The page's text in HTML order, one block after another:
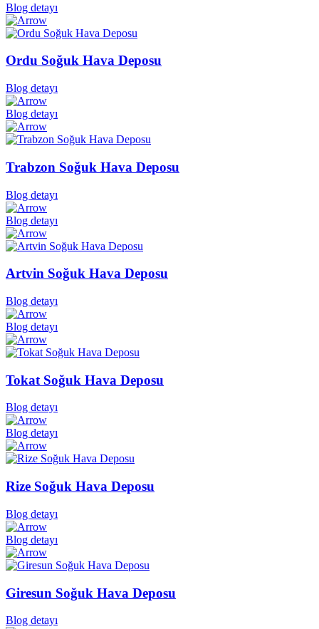
Blog detayı
Ordu Soğuk Hava Deposu
Blog detayı
Blog detayı
Trabzon Soğuk Hava Deposu
Blog detayı
Blog detayı
Artvin Soğuk Hava Deposu
Blog detayı
Blog detayı
Tokat Soğuk Hava Deposu
Blog detayı
Blog detayı
Rize Soğuk Hava Deposu
Blog detayı
Blog detayı
Giresun Soğuk Hava Deposu
Blog detayı